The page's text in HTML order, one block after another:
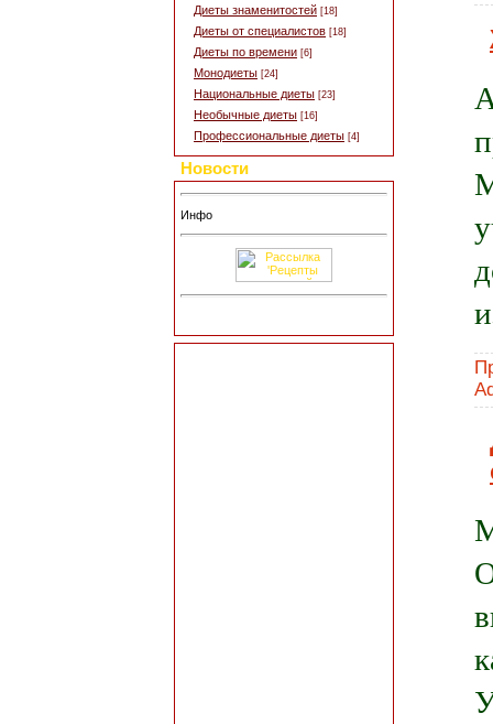
Диеты знаменитостей [18]
Диеты от специалистов [18]
Диеты по времени [6]
Монодиеты [24]
Национальные диеты [23]
Необычные диеты [16]
Профессиональные диеты [4]
Новости
Инфо